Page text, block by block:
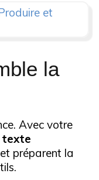
et
la
Avec votre
texte
et préparent la